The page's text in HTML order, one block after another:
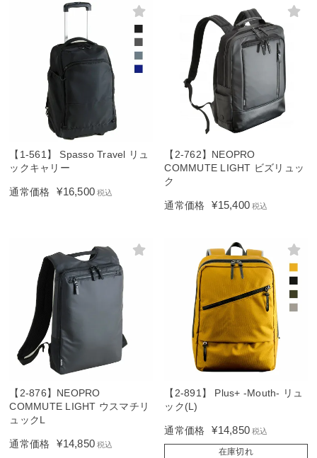
【1-561】 Spasso Travel リュ
ックキャリー
通常価格 ¥16,500 税込
【2-762】NEOPRO
COMMUTE LIGHT ビズリュッ
ク
通常価格 ¥15,400 税込
【2-876】NEOPRO
COMMUTE LIGHT ウスマチリ
ュックL
通常価格 ¥14,850 税込
【2-891】 Plus+ -Mouth- リュ
ック(L)
通常価格 ¥14,850 税込
在庫切れ